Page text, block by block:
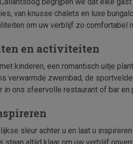
van knusse chalets en luxe
om uw verblijf zo comfortabel
en activiteiten
kinderen, een romantisch uitje
verwarmde zwembad, de
in ons sfeervolle restaurant of bar en
sleur achter u en laat u